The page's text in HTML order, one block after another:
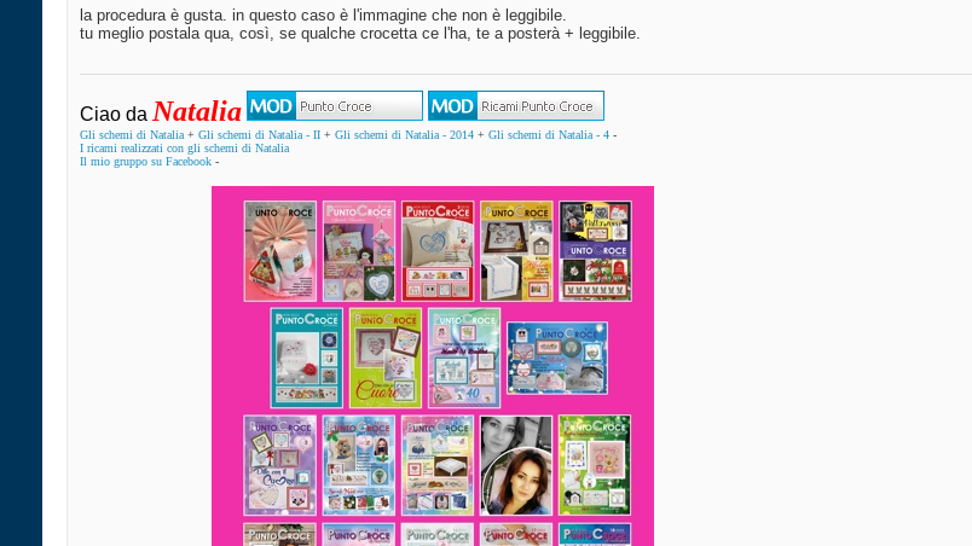
la procedura è gusta. in questo caso è l'immagine che non è leggibile.
tu meglio postala qua, così, se qualche crocetta ce l'ha, te a posterà + leggibile.
Ciao da Natalia
Gli schemi di Natalia+ Gli schemi di Natalia - II + Gli schemi di Natalia - 2014 + Gli schemi di Natalia - 4 -
I ricami realizzati con gli schemi di Natalia
Il mio gruppo su Facebook -